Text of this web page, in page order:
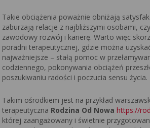
Takie obciążenia poważnie obniżają
zaburzają relacje z najbliższymi osobami,
zawodowy rozwój i karierę. Warto więc
poradni terapeutycznej, gdzie można
najważniejsze – stałą pomoc w
codziennego, pokonywania obciążeń
poszukiwaniu radości i poczucia sensu życia.
Takim ośrodkiem jest na przykład
terapeutyczna Rodzina Od Nowa https://
której zaangażowany i świetnie